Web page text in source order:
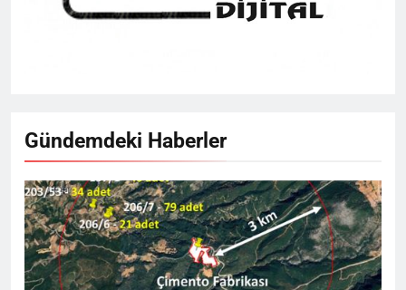
Gündemdeki Haberler